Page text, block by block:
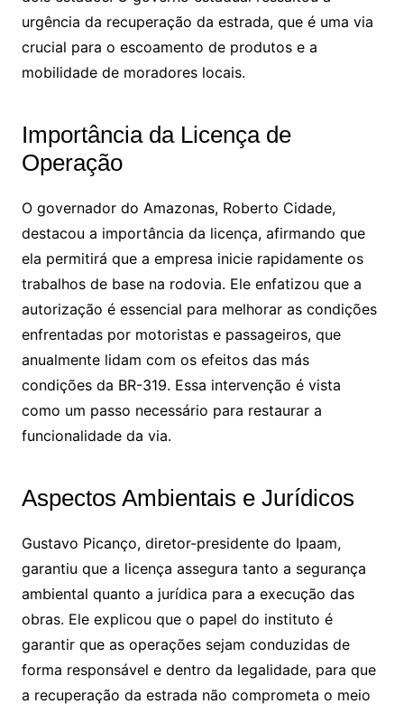
urgência da recuperação da estrada, que é uma via
crucial para o escoamento de produtos e a
mobilidade de moradores locais.
Importância da Licença de
Operação
O governador do Amazonas, Roberto Cidade,
destacou a importância da licença, afirmando que
ela permitirá que a empresa inicie rapidamente os
trabalhos de base na rodovia. Ele enfatizou que a
autorização é essencial para melhorar as condições
enfrentadas por motoristas e passageiros, que
anualmente lidam com os efeitos das más
condições da BR-319. Essa intervenção é vista
como um passo necessário para restaurar a
funcionalidade da via.
Aspectos Ambientais e Jurídicos
Gustavo Picanço, diretor-presidente do Ipaam,
garantiu que a licença assegura tanto a segurança
ambiental quanto a jurídica para a execução das
obras. Ele explicou que o papel do instituto é
garantir que as operações sejam conduzidas de
forma responsável e dentro da legalidade, para que
a recuperação da estrada não comprometa o meio